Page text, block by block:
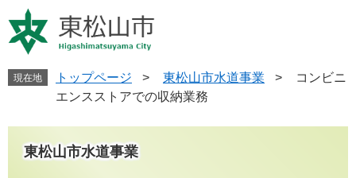
ー
ジ
す
ニ
ュ
し
現在地 トップページ > 東松山市水道事業 >
コンビニ
エンスストアでの収納業務
東松山市水道事業